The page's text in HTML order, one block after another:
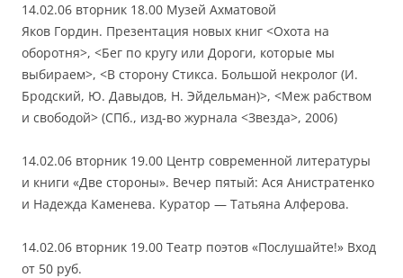
14.02.06 вторник 18.00 Музей Ахматовой
Яков Гордин. Презентация новых книг <Охота на
оборотня>, <Бег по кругу или Дороги, которые мы
выбираем>, <В сторону Стикса. Большой некролог (И.
Бродский, Ю. Давыдов, Н. Эйдельман)>, <Меж рабством
и свободой> (СПб., изд-во журнала <Звезда>, 2006)
14.02.06 вторник 19.00 Центр современной литературы
и книги «Две стороны». Вечер пятый: Ася Анистратенко
и Надежда Каменева. Куратор — Татьяна Алферова.
14.02.06 вторник 19.00 Театр поэтов «Послушайте!» Вход
от 50 руб.